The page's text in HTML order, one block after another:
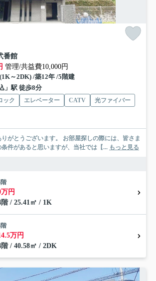
番館
管理/共益費10,000円
～2DK) /築12年 /5階建
」駅 徒歩8分
ック エレベーター CATV
光ファイバー
ます。 お部屋探しの際には、皆さま
件があると思いますが、当社では【... もっと見る
円
階 / 25.41㎡ / 1K
万円
階 / 40.58㎡ / 2DK